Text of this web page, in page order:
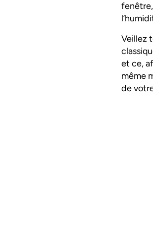
Veillez
et ce,
même
de